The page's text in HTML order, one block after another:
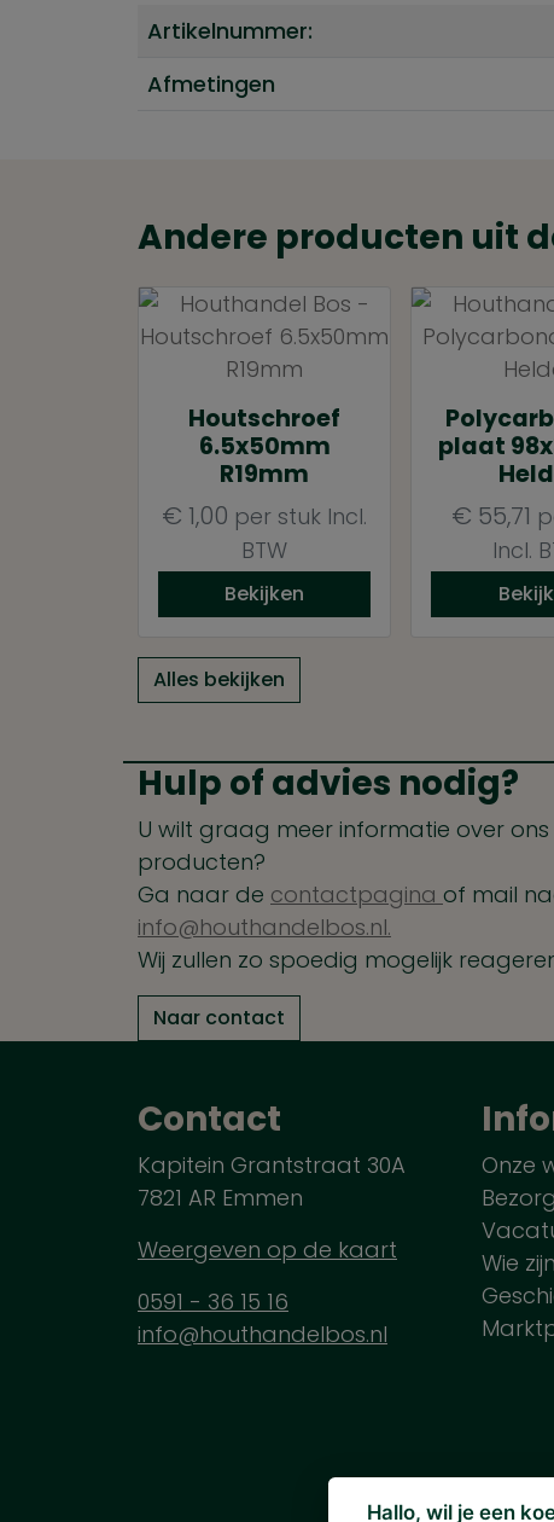
Artikelnummer:
Afmetingen
Andere producten uit
Houtschroef
6.5x50mm
R19mm
€ 1,00 per stuk Incl.
BTW
Bekijken
plaat
€ 55,71
Incl.
Alles bekijken
Hulp of advies nodig?
U wilt graag meer informatie over
producten?
Ga naar de contactpagina of mail
info@houthandelbos.nl.
Wij zullen zo spoedig mogelijk
Naar contact
Contact
Kapitein Grantstraat 30A
7821 AR Emmen
Weergeven op de kaart
0591 - 36 15 16
info@houthandelbos.nl
Onze
Wie
Hallo, wil je een